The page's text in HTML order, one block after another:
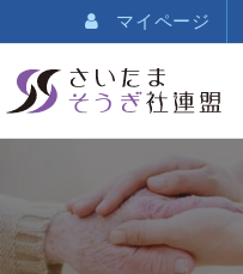
マイページ